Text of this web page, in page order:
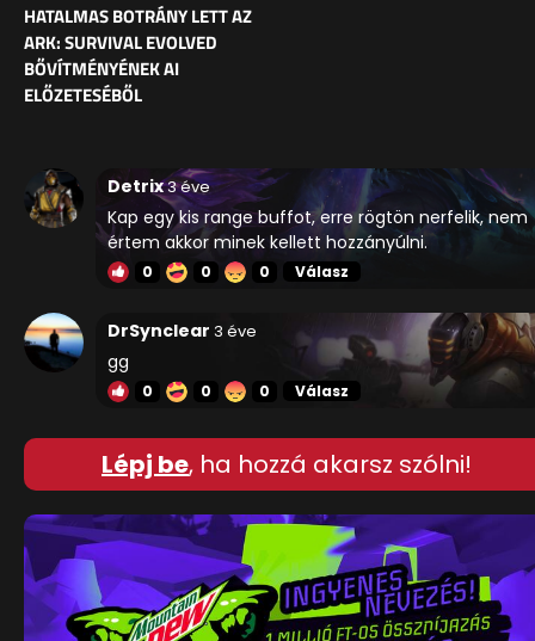
HATALMAS BOTRÁNY LETT AZ
ARK: SURVIVAL EVOLVED
BŐVÍTMÉNYÉNEK AI
ELŐZETESÉBŐL
Detrix3 éve
Kap egy kis range buffot, erre rögtön nerfelik, nem
értem akkor minek kellett hozzányúlni.
0 0 0 Válasz
DrSynclear 3 éve
gg
0 0 0 Válasz
Lépj be, ha hozzá akarsz szólni!